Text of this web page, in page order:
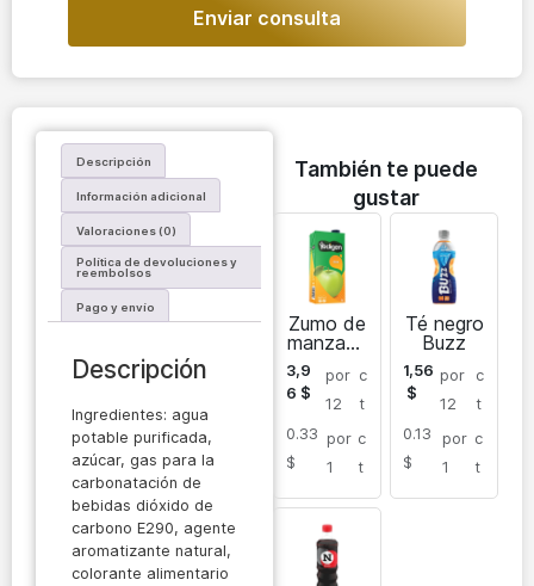
Enviar consulta
Descripción
Información adicional
Valoraciones (0)
Política de devoluciones y
reembolsos
Pago y envío
Descripción
Ingredientes: agua
potable purificada,
azúcar, gas para la
carbonatación de
bebidas dióxido de
carbono E290, agente
aromatizante natural,
colorante alimentario
También te puede
gustar
Zumo de
manzana
Yedigen
3,9
6 $
por
12
c
t
0.33
$
por
1
c
t
Té negro
Buzz
1,56
$
por
12
c
t
0.13
$
por
1
c
t